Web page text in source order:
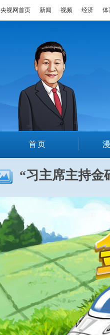
央视网首页 新闻 视频 经济 体
首页
“习主席主持金